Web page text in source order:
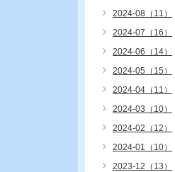
2024-08（11）
2024-07（16）
2024-06（14）
2024-05（15）
2024-04（11）
2024-03（10）
2024-02（12）
2024-01（10）
2023-12（13）